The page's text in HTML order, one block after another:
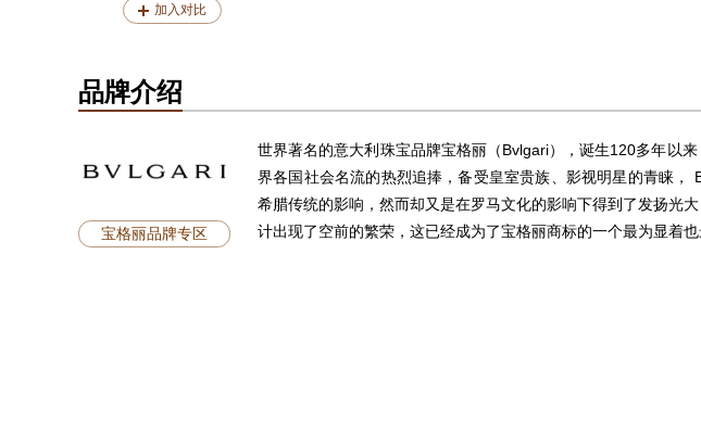
加入对比
品牌介绍
宝格丽品牌专区
世界著名的意大利珠宝品牌宝格丽（Bvlgari），诞生120多年以
界各国社会名流的热烈追捧，备受皇室贵族、影视明星的青睐，
希腊传统的影响，然而却又是在罗马文化的影响下得到了发扬光
计出现了空前的繁荣，这已经成为了宝格丽商标的一个最为显着也